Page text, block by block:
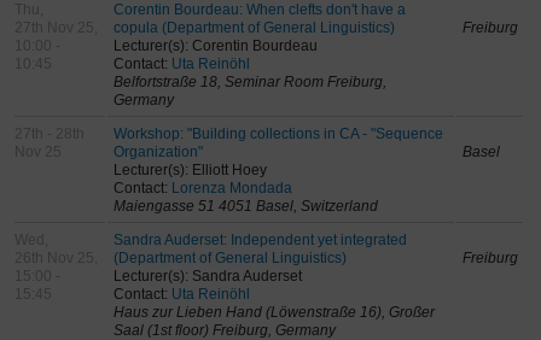
Thu,
27th Nov 25,
10:45
Corentin Bourdeau: When clefts don't have a
copula (Department of General Linguistics)
Lecturer(s): Corentin Bourdeau
Contact: Uta Reinöhl
Belfortstraße 18, Seminar Room Freiburg,
Germany
Freiburg
27th - 28th
Nov 25
Workshop: "Building collections in CA - "Sequence
Organization"
Lecturer(s): Elliott Hoey
Contact: Lorenza Mondada
Maiengasse 51 4051 Basel, Switzerland
Basel
Wed,
26th Nov 25,
15:00 -
15:45
Sandra Auderset: Independent yet integrated
(Department of General Linguistics)
Lecturer(s): Sandra Auderset
Contact: Uta Reinöhl
Haus zur Lieben Hand (Löwenstraße 16), Großer
Saal (1st floor) Freiburg, Germany
Freiburg